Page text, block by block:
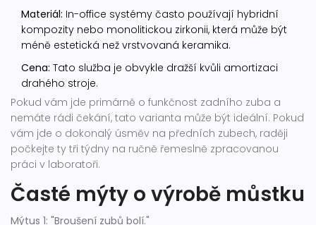
Materiál: In-office systémy často používají hybridní
kompozity nebo monolitickou zirkonii, která může být
méně estetická než vrstvovaná keramika.
Cena: Tato služba je obvykle dražší kvůli amortizaci
drahého stroje.
Pokud vám jde primárně o funkčnost zadního zuba a
nemáte rádi čekání, tato varianta může být ideální. Pokud
vám jde o dokonalý úsměv na předních zubech, raději
počkejte ty tři týdny na ručně řemeslně zpracovanou
práci v laboratoři.
Časté mýty o výrobě můstku
Mýtus 1: "Broušení zubů bolí."